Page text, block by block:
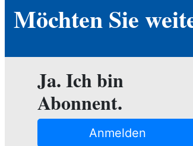
Möchten Sie
Ja. Ich bin
Abonnent.
Anmelden